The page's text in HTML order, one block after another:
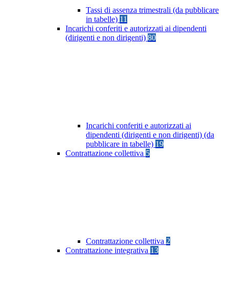
Tassi di assenza trimestrali (da pubblicare
in tabelle) 11
Incarichi conferiti e autorizzati ai dipendenti
(dirigenti e non dirigenti) 80
Incarichi conferiti e autorizzati ai
dipendenti (dirigenti e non dirigenti) (da
pubblicare in tabelle) 19
Contrattazione collettiva 5
Contrattazione collettiva 2
Contrattazione integrativa 13